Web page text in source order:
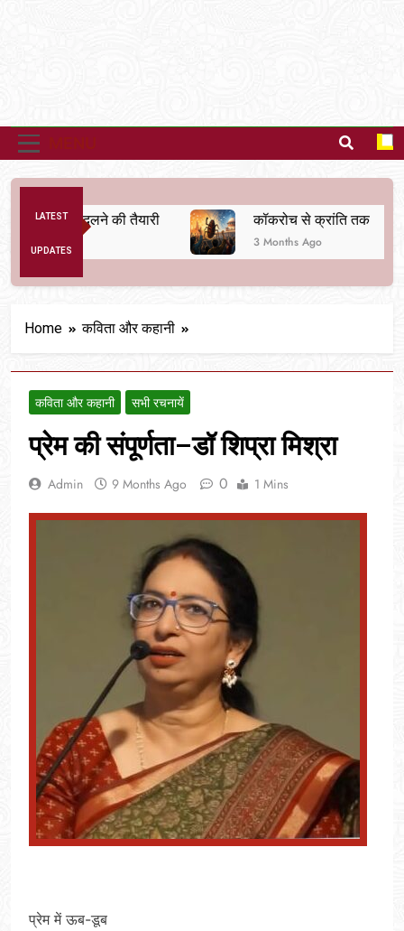
LATEST
UPDATES
बदलने की तैयारी कॉकरोच से क्रांति तक
3 Months Ago
Home कविता और कहानी
कविता और कहानी सभी रचनायें
प्रेम की संपूर्णता–डॉ शिप्रा मिश्रा
Admin 9 Months Ago 0 1 Mins
प्रेम में ऊब-डूब